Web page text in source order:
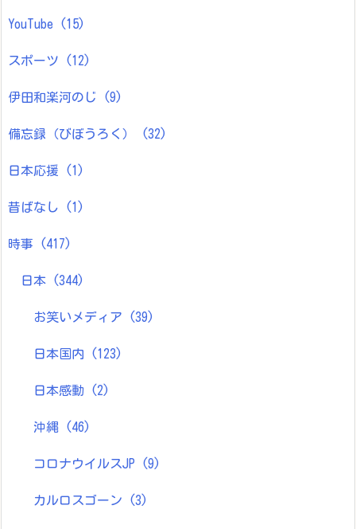
YouTube (15)
スポーツ (12)
伊田和楽河のじ (9)
備忘録（びぼうろく） (32)
日本応援 (1)
昔ばなし (1)
時事 (417)
日本 (344)
お笑いメディア (39)
日本国内 (123)
日本感動 (2)
沖縄 (46)
コロナウイルスJP (9)
カルロスゴーン (3)